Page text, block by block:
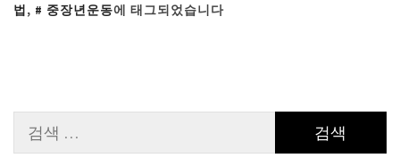
법, 중장년운동에 태그되었습니다
색: